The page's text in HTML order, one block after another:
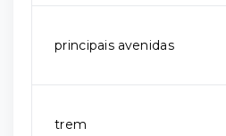
principais avenidas
trem